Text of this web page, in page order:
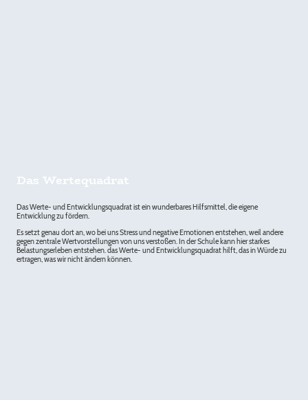
Das Wertequadrat
Das Werte- und Entwicklungsquadrat ist ein wunderbares Hilfsmittel, die eigene
Entwicklung zu fördern.
Es setzt genau dort an, wo bei uns Stress und negative Emotionen entstehen, weil andere
gegen zentrale Wertvorstellungen von uns verstoßen. In der Schule kann hier starkes
Belastungserleben entstehen. das Werte- und Entwicklungsquadrat hilft, das in Würde zu
ertragen, was wir nicht ändern können.